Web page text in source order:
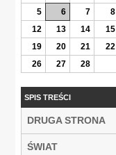
5
6 7 8
12
13 14 15
19
20 21 22
26
27 28
SPIS TREŚCI
DRUGA STRONA
ŚWIAT